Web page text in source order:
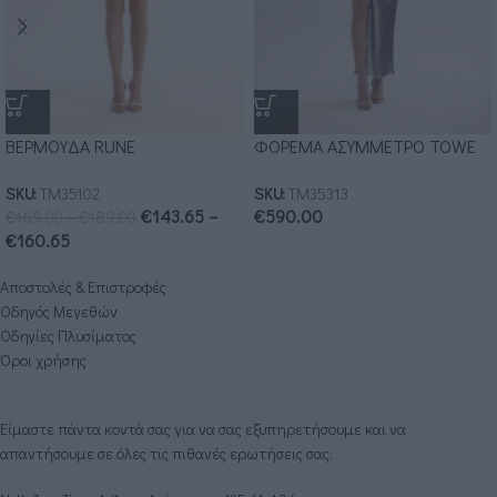
ΒΕΡΜΟΥΔΑ RUNE
SKU:ΤΜ35102
€143.65 –
€160.65
ΦΟΡΕΜΑ ΑΣΥΜΜΕΤΡΟ TOWE
SKU:ΤΜ35313
€590.00
Αποστολές & Επιστροφές
Οδηγός Μεγεθών
Οδηγίες Πλυσίματος
Όροι χρήσης
Είμαστε πάντα κοντά σας για να σας εξυπηρετήσουμε και να
απαντήσουμε σε όλες τις πιθανές ερωτήσεις σας.